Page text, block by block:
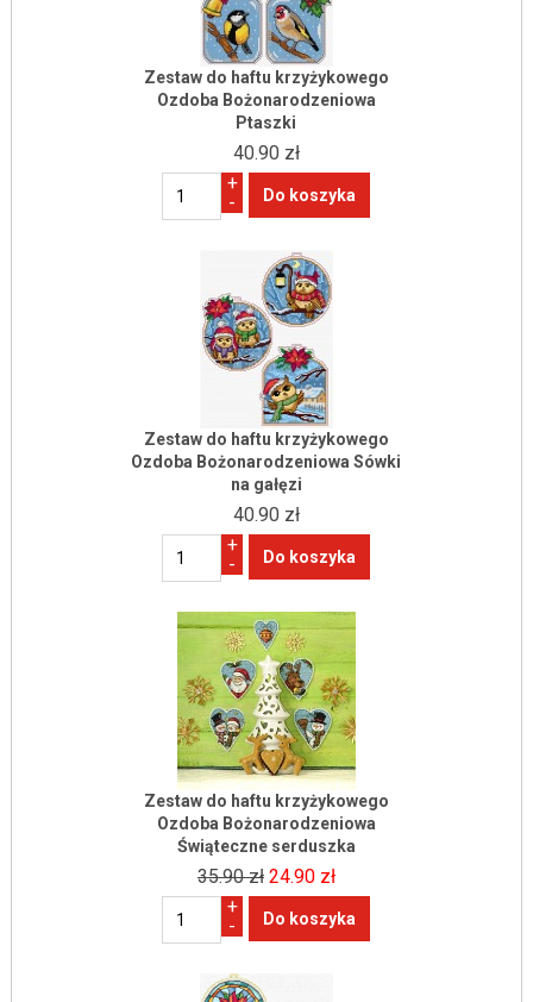
Zestaw do haftu krzyżykowego
Ozdoba Bożonarodzeniowa
Ptaszki
40.90 zł
+
-
Zestaw do haftu krzyżykowego
Ozdoba Bożonarodzeniowa Sówki
na gałęzi
40.90 zł
+
-
Zestaw do haftu krzyżykowego
Ozdoba Bożonarodzeniowa
Świąteczne serduszka
35.90 zł 24.90 zł
+
-